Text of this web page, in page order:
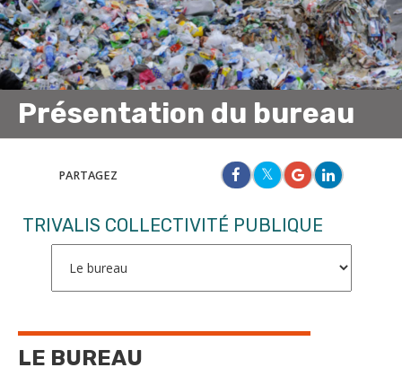
Présentation du bureau
PARTAGEZ
TRIVALIS COLLECTIVITÉ PUBLIQUE
LE BUREAU